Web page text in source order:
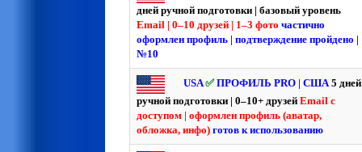
дней ручной подготовки | базовый уровень
Email | 0–10 друзей | 1–3 фото частично
оформлен профиль | подтверждение пройдено |
№10
USA✅ ПРОФИЛЬ PRO | США5 дней
ручной подготовки | 0–10+ друзей Email с
доступом | оформлен профиль (аватар,
обложка, инфо) готов к использованию